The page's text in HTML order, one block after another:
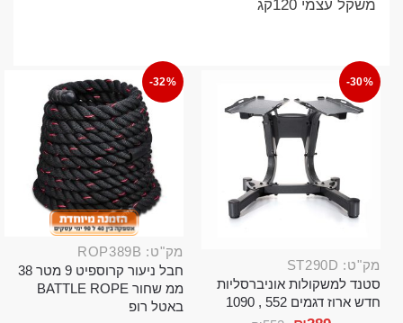
משקל עצמי 120קג
-30%
מק"ט: ST290D
סטנד למשקולות אוניברסליות
חדש ארוז דגמים 552 , 1090
-32%
מק"ט: ROP389B
חבל ניעור קרוספיט 9 מטר 38
ממ שחור BATTLE ROPE
באטל רופ